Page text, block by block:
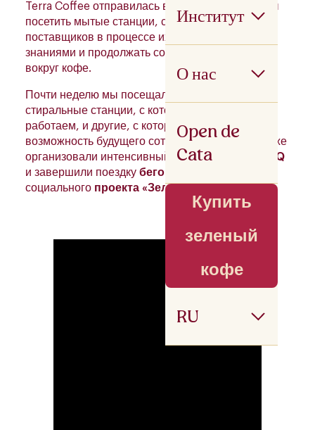
Институт
О нас
Open de
Cata
Купить
зеленый
кофе
RU
Terra Coffee отправилась в
, чтобы
посетить мытые станции, сопровождать наших
поставщиков в процессе их работы, делиться
знаниями и продолжать создавать сообщество
вокруг кофе.
Почти неделю мы посещали различные
стиральные станции, с которыми мы уже
работаем, и другие, с которыми мы изучаем
возможность будущего сотрудничества. Мы также
организовали интенсивный курс по
Q
и завершили поездку бегом
социального проекта «Зеленое поле»